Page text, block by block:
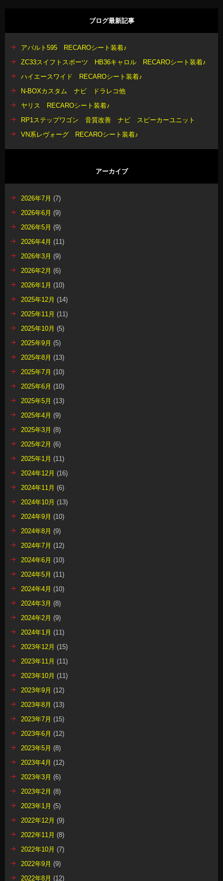
ブログ最新記事
アバルト595 RECAROシート装着♪
ZC33スイフトスポーツ HB36キャロル RECAROシート装着♪
ハイエースワイド RECAROシート装着♪
N-BOXカスタム ナビ ドラレコ他
ヤリス RECAROシート装着♪
RP1ステップワゴン 音質改善 ナビ スピーカーユニット
VN系レヴォーグ RECAROシート装着♪
アーカイブ
2026年7月 (7)
2026年6月 (9)
2026年5月 (9)
2026年4月 (11)
2026年3月 (9)
2026年2月 (6)
2026年1月 (10)
2025年12月 (14)
2025年11月 (11)
2025年10月 (5)
2025年9月 (5)
2025年8月 (13)
2025年7月 (10)
2025年6月 (10)
2025年5月 (13)
2025年4月 (9)
2025年3月 (8)
2025年2月 (6)
2025年1月 (11)
2024年12月 (16)
2024年11月 (6)
2024年10月 (13)
2024年9月 (10)
2024年8月 (9)
2024年7月 (12)
2024年6月 (10)
2024年5月 (11)
2024年4月 (10)
2024年3月 (8)
2024年2月 (9)
2024年1月 (11)
2023年12月 (15)
2023年11月 (11)
2023年10月 (11)
2023年9月 (12)
2023年8月 (13)
2023年7月 (15)
2023年6月 (12)
2023年5月 (8)
2023年4月 (12)
2023年3月 (6)
2023年2月 (8)
2023年1月 (5)
2022年12月 (9)
2022年11月 (8)
2022年10月 (7)
2022年9月 (9)
2022年8月 (12)